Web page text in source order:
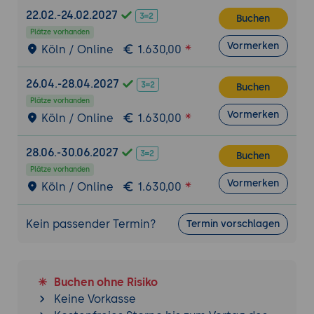
Maschinencode (G-Code) für den 3D-
Drucker umgewandelt werden.
Einstellungen für die Druckqualität:
Einführung in die grundlegenden Slicing-
Einstellungen wie Schichthöhe, Fülldichte,
Druckgeschwindigkeit, Extrudertemperatur
und Materialauswahl.
Verwendung von Supports und Brims:
Wann und wie man Stützstrukturen
(Supports) und Haftschichten
(Brims/Rafts) einsetzt, um den Druck von
Überhängen und komplexen Geometrien
Vorschau des Slicing-Ergebnisses:Wie man
Lücken oder schwache Stellen) vor dem
Druck erkennt und behebt.
22.02.-24.02.2027
Plätze vorhanden
Köln / Online 1.630,00
Buchen
Vormerken
26.04.-28.04.2027
Plätze vorhanden
Köln / Online 1.630,00
Buchen
Vormerken
28.06.-30.06.2027
Plätze vorhanden
Köln / Online 1.630,00
Buchen
Vormerken
Kein passender Termin? Termin vorschlagen
Buchen ohne Risiko
Keine Vorkasse